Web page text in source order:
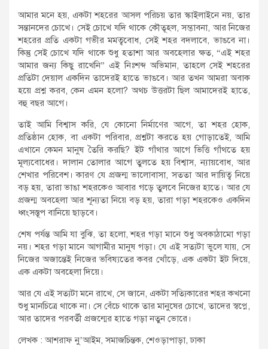
আমার মনে হয়, একটা শহরের আসল পরিচয় তার স্কাইলাইনে নয়, তার
সন্তানদের চোখে। সেই চোখে যদি থাকে কৌতূহল, সম্ভাবনা, আর নিজের
শহরের প্রতি একটা গভীর মমত্ববোধ, সেই শহর বদলাবে, ভাঙবে না।
কিন্তু সেই চোখে যদি থাকে শুধু হতাশা আর অবহেলার ক্ষত, “এই শহর
আমার জন্য কিছু রাখেনি” এই নিঃশব্দ অভিমান, তাহলে সেই শহরের
প্রতিটা দেয়াল একদিন তাদেরই হাতে ভাঙবে। আর তখন আমরা অবাক
হয়ে প্রশ্ন করব, কেন এমন হলো? অথচ উত্তরটা ছিল আমাদেরই হাতে,
বহু বছর আগে।
তাই আমি বিশ্বাস করি, যে কোনো নির্মাণের আগে, তা শহর হোক,
প্রতিষ্ঠান হোক, বা একটা পরিবার, প্রশ্নটা করতে হয় গোড়াতেই, আমি
এখানে কেমন মানুষ তৈরি করছি? ইট গাঁথার আগে ভিত্তি গাঁথতে হয়
মূল্যবোধের। দালান তোলার আগে তুলতে হয় বিশ্বাস, ন্যায়বোধ, আর
শেখার পরিবেশ। কারণ যে প্রজন্ম ভালোবাসা, সততা আর দায়িত্ব নিয়ে
বড় হয়, তারা ভাঙা শহরকেও আবার গড়ে তুলবে নিজের হাতে। আর যে
প্রজন্ম অবহেলা আর শূন্যতা নিয়ে বড় হয়, তারা গড়া শহরকেও একদিন
ধ্বংসস্তূপ বানিয়ে ছাড়বে।
শেষ পর্যন্ত আমি যা বুঝি, তা হলো, শহর গড়া মানে শুধু অবকাঠামো গড়া
নয়। শহর গড়া মানে আগামীর মানুষ গড়া। যে এই সত্যটা ভুলে যায়, সে
নিজের অজান্তেই নিজের ভবিষ্যতের কবর খোঁড়ে, এক একটা ইট দিয়ে,
এক একটা অবহেলা দিয়ে।
আর যে এই সত্যটা মনে রাখে, সে জানে, একটা সত্যিকারের শহর কখনো
শুধু মানচিত্রে থাকে না। সে বেঁচে থাকে তার মানুষের চোখে, তাদের স্বপ্নে,
আর তাদের পরবর্তী প্রজন্মের হাতে গড়া নতুন ভোরে।
লেখক : আশরাফ নু’আইম, সমাজচিন্তক, শেওড়াপাড়া, ঢাকা